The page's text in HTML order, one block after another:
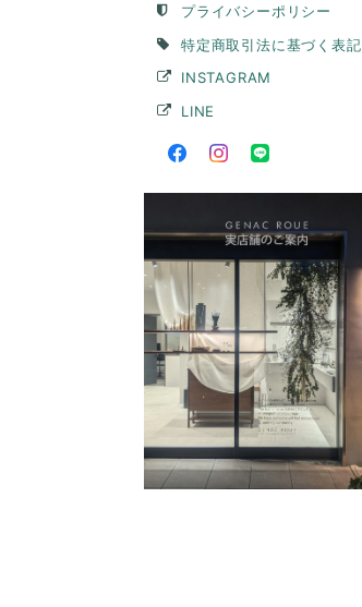
プライバシーポリシー
特定商取引法に基づく表記
INSTAGRAM
LINE